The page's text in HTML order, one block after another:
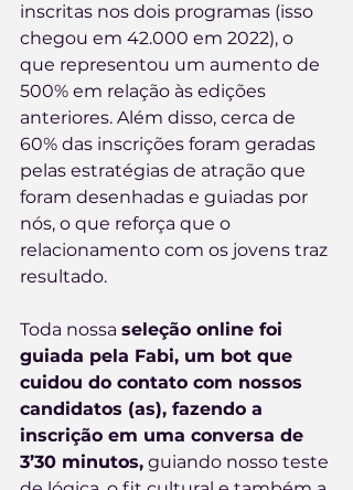
inscritas nos dois programas (isso
chegou em 42.000 em 2022), o
que representou um aumento de
500% em relação às edições
anteriores. Além disso, cerca de
60% das inscrições foram geradas
pelas estratégias de atração que
foram desenhadas e guiadas por
nós, o que reforça que o
relacionamento com os jovens traz
resultado.
Toda nossa seleção online foi
guiada pela Fabi, um bot que
cuidou do contato com nossos
candidatos (as), fazendo a
inscrição em uma conversa de
3’30 minutos, guiando nosso teste